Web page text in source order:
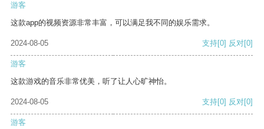
游客
这款app的视频资源非常丰富，可以满足我不同的娱乐需求。
2024-08-05 支持[0] 反对[0]
游客
这款游戏的音乐非常优美，听了让人心旷神怡。
2024-08-05 支持[0] 反对[0]
游客